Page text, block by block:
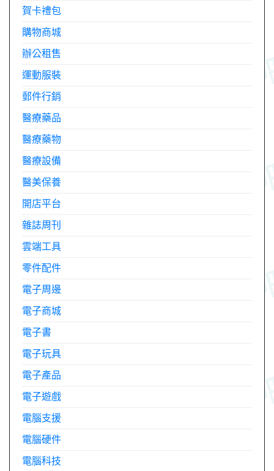
賀卡禮包
購物商城
辦公租售
運動服裝
郵件行銷
醫療藥品
醫療藥物
醫療設備
醫美保養
開店平台
雜誌周刊
雲端工具
零件配件
電子周邊
電子商城
電子書
電子玩具
電子產品
電子遊戲
電腦支援
電腦硬件
電腦科技